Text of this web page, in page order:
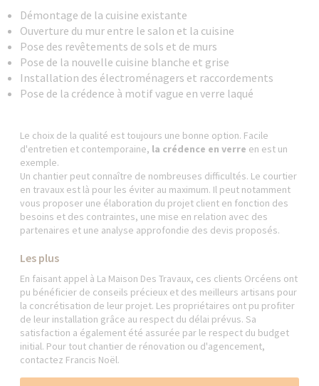
Démontage de la cuisine existante
Ouverture du mur entre le salon et la cuisine
Pose des revêtements de sols et de murs
Pose de la nouvelle cuisine blanche et grise
Installation des électroménagers et raccordements
Pose de la crédence à motif vague en verre laqué
Le choix de la qualité est toujours une bonne option. Facile
d'entretien et contemporaine, la crédence en verre en est un
exemple.
Un chantier peut connaître de nombreuses difficultés. Le courtier
en travaux est là pour les éviter au maximum. Il peut notamment
vous proposer une élaboration du projet client en fonction des
besoins et des contraintes, une mise en relation avec des
partenaires et une analyse approfondie des devis proposés.
Les plus
En faisant appel à La Maison Des Travaux, ces clients Orcéens ont
pu bénéficier de conseils précieux et des meilleurs artisans pour
la concrétisation de leur projet. Les propriétaires ont pu profiter
de leur installation grâce au respect du délai prévus. Sa
satisfaction a également été assurée par le respect du budget
initial. Pour tout chantier de rénovation ou d'agencement,
contactez Francis Noël.